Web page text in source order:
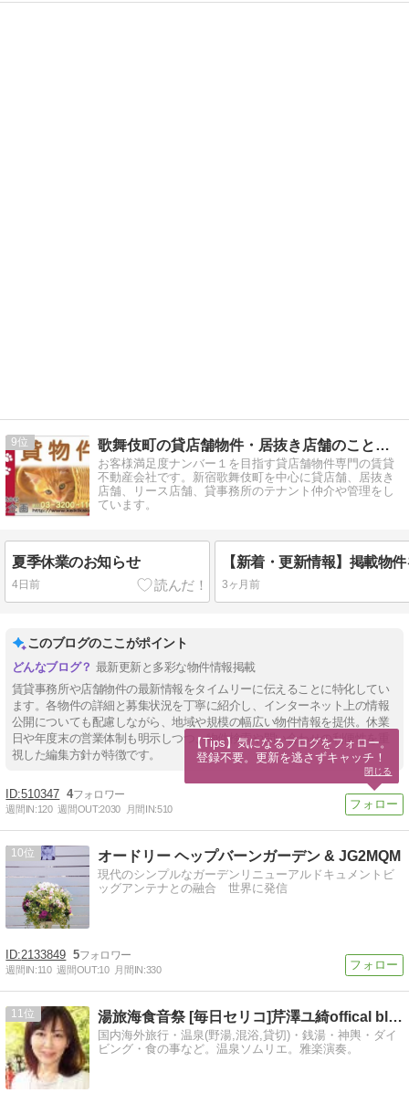
9 歌舞伎町の貸店舗物件・居抜き店舗のことなら経企画
お客様満足度ナンバー１を目指す貸店舗物件専門の賃貸
不動産会社です。新宿歌舞伎町を中心に貸店舗、居抜き
店舗、リース店舗、貸事務所のテナント仲介や管理をし
ています。
夏季休業のお知らせ
4日前 3ヶ月前
このブログのここがポイント
最新更新と多彩な物件情報掲載
賃貸事務所や店舗物件の最新情報をタイムリーに伝えることに特化してい
ます。各物件の詳細と募集状況を丁寧に紹介し、インターネット上の情報
公開についても配慮しながら、地域や規模の幅広い物件情報を提供。休業
日や年度末の営業体制も明示しつつ、物件検索や問い合わせの利便性を重
視した編集方針が特徴です。
510347 4
週間IN:120 週間OUT:2030 月間IN:510
10 オードリー ヘップバーンガーデン & JG2MQM
現代のシンプルなガーデンリニューアルドキュメントビ
ッグアンテナとの融合 世界に発信
2133849 5
週間IN:110 週間OUT:10 月間IN:330
11 湯旅海食音祭 [毎日セリコ]芹澤ユ綺offical blog
国内海外旅行・温泉(野湯,混浴,貸切)・銭湯・神輿・ダイ
ビング・食の事など。温泉ソムリエ。雅楽演奏。
【Tips】気になるブログをフォロー。
登録不要。更新を逃さずキャッチ！
閉じる